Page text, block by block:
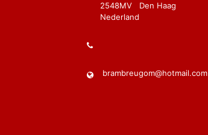
2548MV Den Haag
Nederland
brambreugom@hotmail.com